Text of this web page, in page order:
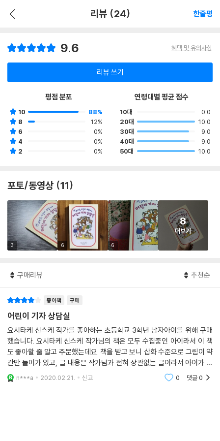
리뷰 (24) 한줄평
9.6 혜택 및 유의사항
리뷰 쓰기
평점 분포
10
88%
8
12%
6
0%
4
0%
2
0%
연령대별 평균 점수
10대
0.0
20대
10.0
30대
9.0
40대
9.0
50대
10.0
포토/동영상 (11)
3 6 6
8
더보기
구매리뷰 추천순
종이책 구매
어린이 기자 상담실
요시타케 신스케 작가를 좋아하는 초등학교 3학년 남자아이를 위해 구매
했습니다. 요시타케 신스케 작가님의 책은 모두 수집중인 아이라서 이 책
도 좋아할 줄 알고 주문했는데요. 책을 받고 보니 삽화 수준으로 그림이 약
간만 들어가 있고, 글 내용은 작가님과 전혀 상관없는 글이라서 아이가 몹
시 실망하더라고요. 좋은 내용의 글이었지만 요시타케 신스케 작가의 기발
하고 엉뚱한 창의
n***a 2020.02.21. 신고 0 댓글0